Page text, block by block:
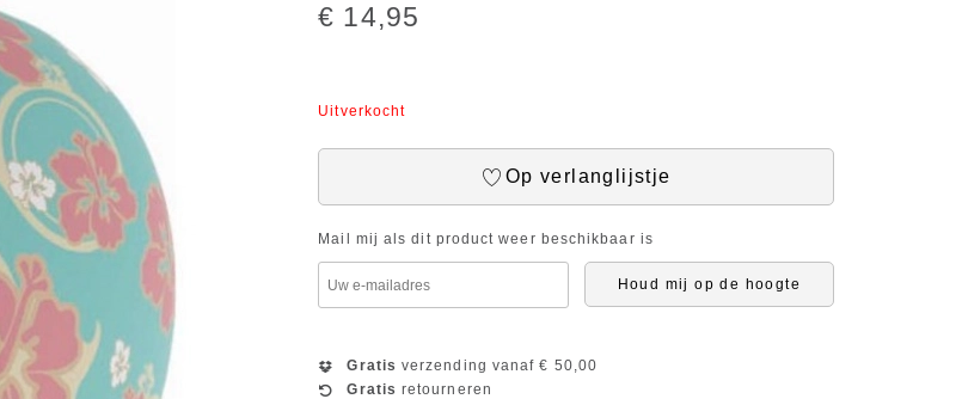
€ 14,95
Uitverkocht
Op verlanglijstje
Mail mij als dit product weer beschikbaar is
Houd mij op de hoogte
Gratis verzending vanaf € 50,00
Gratis retourneren